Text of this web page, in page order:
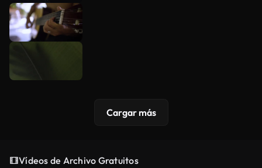
Cargar más
Vídeos de Archivo Gratuitos